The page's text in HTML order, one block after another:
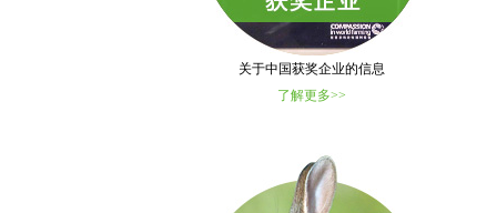
关于中国获奖企业的信息
了解更多>>